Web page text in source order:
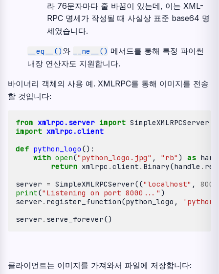
라 76문자마다 줄 바꿈이 있는데, 이는 XML-
RPC 명세가 작성될 때 사실상 표준 base64 명
세였습니다.
__eq__() 와 __ne__() 메서드를 통해 특정 파이썬
내장 연산자도 지원합니다.
바이너리 객체의 사용 예. XMLRPC를 통해 이미지를 전송
할 것입니다:
from xmlrpc.server import SimpleXMLRPCServer
import xmlrpc.client
def python_logo ():
with open("python_logo.jpg" , "rb" ) as
return xmlrpc . client . Binary(handle .
server = SimpleXMLRPCServer(("localhost" , 8000
print("Listening on port 8000..." )
server . register_function(python_logo ,
server . serve_forever()
클라이언트는 이미지를 가져와서 파일에 저장합니다: